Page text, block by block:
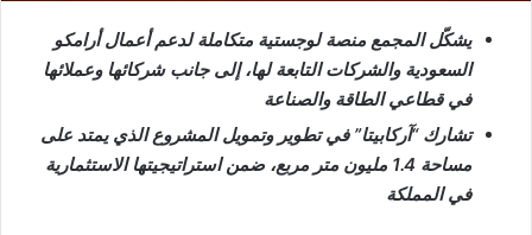
يشكّل المجمع منصة لوجستية متكاملة لدعم أعمال أرامكو
السعودية والشركات التابعة لها، إلى جانب شركائها وعملائها
في قطاعي الطاقة والصناعة
تشارك “آركابيتا” في تطوير وتمويل المشروع الذي يمتد على
مساحة 1.4 مليون متر مربع، ضمن استراتيجيتها الاستثمارية
في المملكة